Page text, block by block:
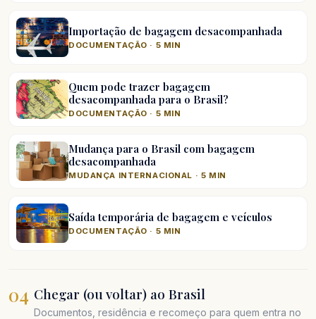
Importação de bagagem desacompanhada
DOCUMENTAÇÃO · 5 MIN
Quem pode trazer bagagem
desacompanhada para o Brasil?
DOCUMENTAÇÃO · 5 MIN
Mudança para o Brasil com bagagem
desacompanhada
MUDANÇA INTERNACIONAL · 5 MIN
Saída temporária de bagagem e veículos
DOCUMENTAÇÃO · 5 MIN
04 Chegar (ou voltar) ao Brasil
Documentos, residência e recomeço para quem entra no